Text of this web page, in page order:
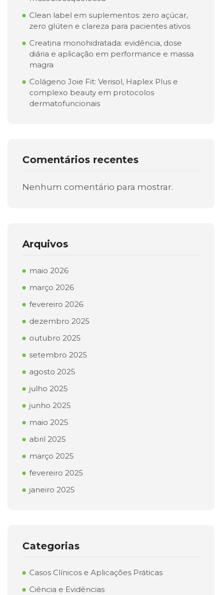
Clean label em suplementos: zero açúcar,
zero glúten e clareza para pacientes ativos
Creatina monohidratada: evidência, dose
diária e aplicação em performance e massa
magra
Colágeno Joie Fit: Verisol, Haplex Plus e
complexo beauty em protocolos
dermatofuncionais
Comentários recentes
Nenhum comentário para mostrar.
Arquivos
maio 2026
março 2026
fevereiro 2026
dezembro 2025
outubro 2025
setembro 2025
agosto 2025
julho 2025
junho 2025
maio 2025
abril 2025
março 2025
fevereiro 2025
janeiro 2025
Categorias
Casos Clínicos e Aplicações Práticas
Ciência e Evidências